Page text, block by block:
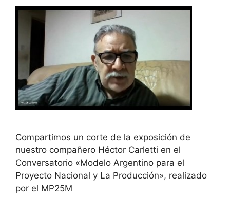
Compartimos un corte de la exposición de
nuestro compañero Héctor Carletti en el
Conversatorio «Modelo Argentino para el
Proyecto Nacional y La Producción», realizado
por el MP25M